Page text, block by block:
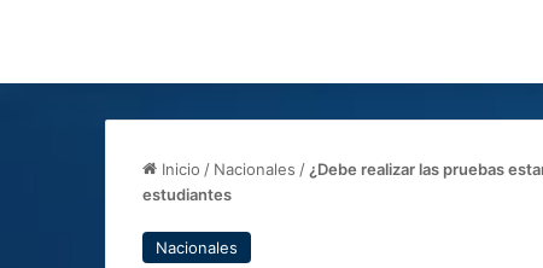
Inicio / Nacionales / ¿Debe realizar las pruebas
estudiantes
Nacionales